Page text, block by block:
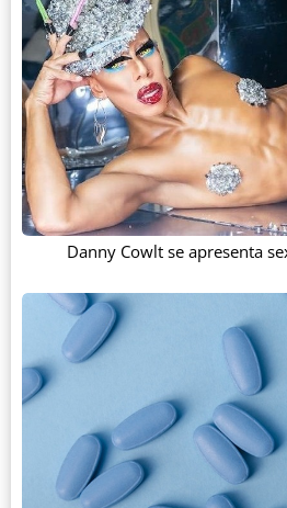
Danny Cowlt se apresenta